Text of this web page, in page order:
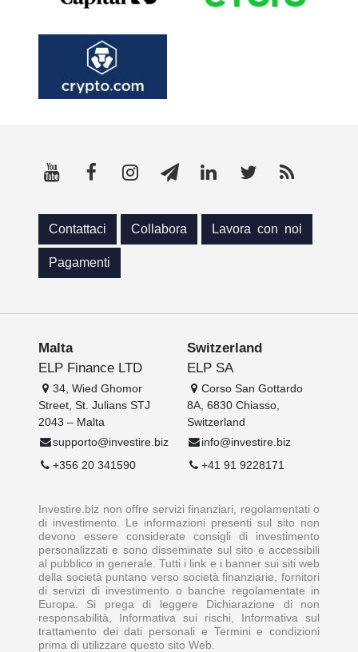
Contattaci Collabora Lavora con noi
Pagamenti
Malta
ELP Finance LTD
34, Wied Ghomor
Street, St. Julians STJ
2043 – Malta
supporto@investire.biz
+356 20 341590
Switzerland
ELP SA
Corso San Gottardo
8A, 6830 Chiasso,
Switzerland
info@investire.biz
+41 91 9228171
Investire.biz non offre servizi finanziari, regolamentati o
di investimento. Le informazioni presenti sul sito non
devono essere considerate consigli di investimento
personalizzati e sono disseminate sul sito e accessibili
al pubblico in generale. Tutti i link e i banner sui siti web
della società puntano verso società finanziarie, fornitori
di servizi di investimento o banche regolamentate in
Europa. Si prega di leggere Dichiarazione di non
responsabilità, Informativa sui rischi, Informativa sul
trattamento dei dati personali e Termini e condizioni
prima di utilizzare questo sito Web.